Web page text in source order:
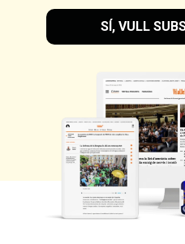
SÍ, VULL